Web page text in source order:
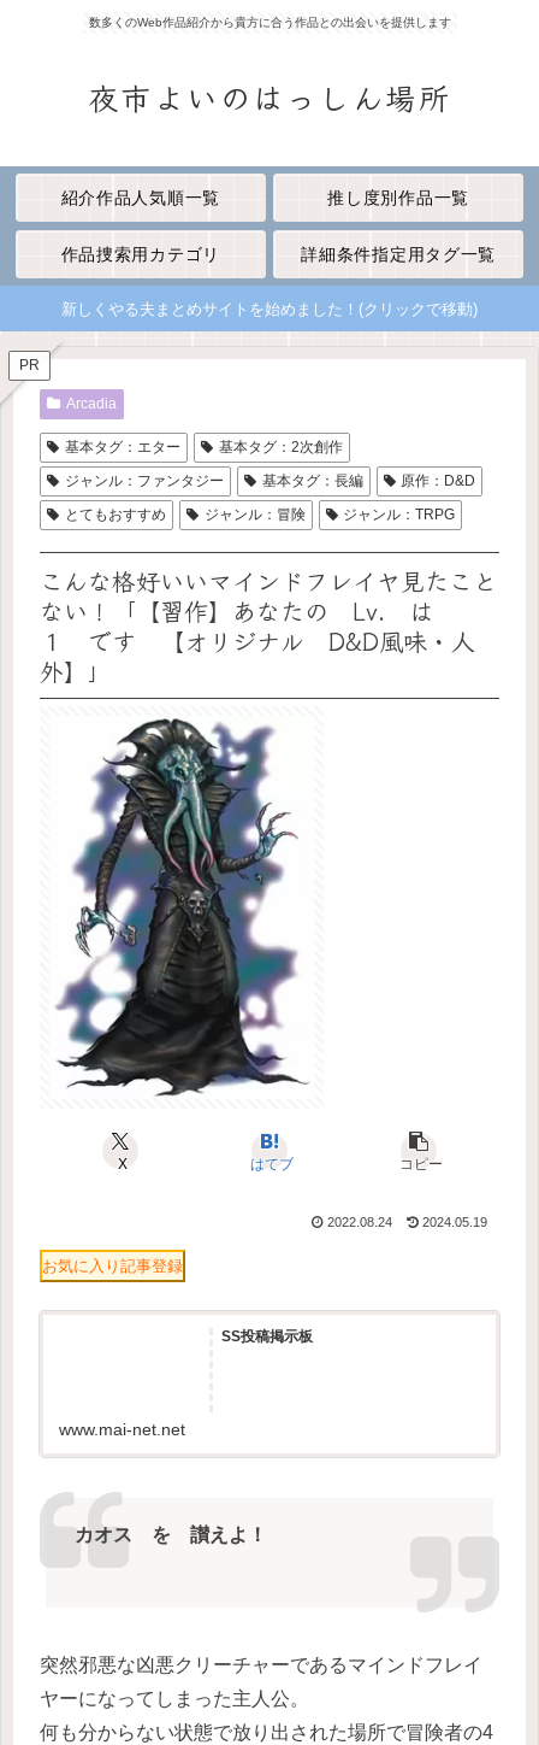
数多くのWeb作品紹介から貴方に合う作品との出会いを提供します
夜市よいのはっしん場所
紹介作品人気順一覧 推し度別作品一覧
作品捜索用カテゴリ 詳細条件指定用タグ一覧
新しくやる夫まとめサイトを始めました！(クリックで移動)
PR
Arcadia
基本タグ：エター
基本タグ：2次創作
ジャンル：ファンタジー
基本タグ：長編
原作：D&D
とてもおすすめ
ジャンル：冒険 ジャンル：TRPG
こんな格好いいマインドフレイヤ見たこと
ない！「【習作】あなたの Lv. は
１ です 【オリジナル D&D風味・人
外】」
X はてブ コピー
2022.08.24 2024.05.19
お気に入り記事登録
SS投稿掲示板
www.mai-net.net
カオス を 讃えよ！
突然邪悪な凶悪クリーチャーであるマインドフレイ
ヤーになってしまった主人公。
何も分からない状態で放り出された場所で冒険者の4